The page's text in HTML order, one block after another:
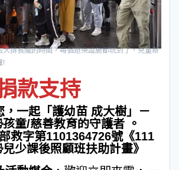
大排長龍的時間，每個遊樂設施都玩到了，兒童新
!
款支持
，一起「護幼苗 成大樹」－
童/慈善教育的守護者 。
救字第1101364726號《111
少課後照顧班扶助計畫》